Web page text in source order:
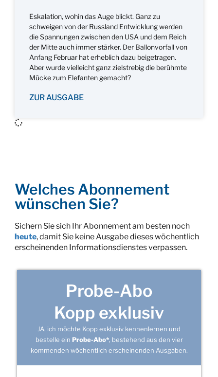
Eskalation, wohin das Auge blickt. Ganz zu
schweigen von der Russland Entwicklung werden
die Spannungen zwischen den USA und dem Reich
der Mitte auch immer stärker. Der Ballonvorfall von
Anfang Februar hat erheblich dazu beigetragen.
Aber wurde vielleicht ganz zielstrebig die berühmte
Mücke zum Elefanten gemacht?
ZUR AUSGABE
Welches Abonnement
wünschen Sie?
Sichern Sie sich Ihr Abonnement am besten noch
heute, damit Sie keine Ausgabe dieses wöchentlich
erscheinenden Informationsdienstes verpassen.
Probe-Abo
Kopp exklusiv
JA, ich möchte Kopp exklusiv kennenlernen und
bestelle ein Probe-Abo*, bestehend aus den vier
kommenden wöchentlich erscheinenden Ausgaben.